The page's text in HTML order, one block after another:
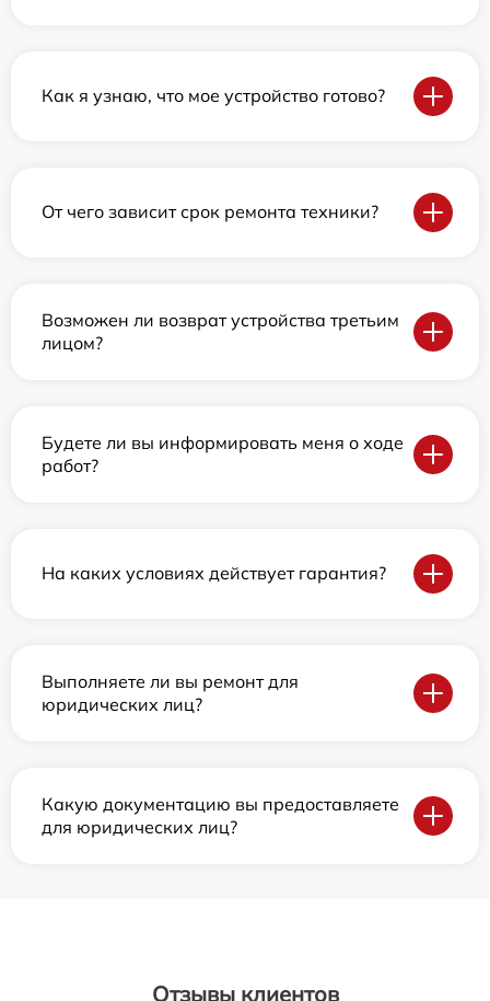
Как я узнаю, что мое устройство готово?
От чего зависит срок ремонта техники?
Возможен ли возврат устройства третьим
лицом?
Будете ли вы информировать меня о ходе
работ?
На каких условиях действует гарантия?
Выполняете ли вы ремонт для
юридических лиц?
Какую документацию вы предоставляете
для юридических лиц?
Отзывы клиентов